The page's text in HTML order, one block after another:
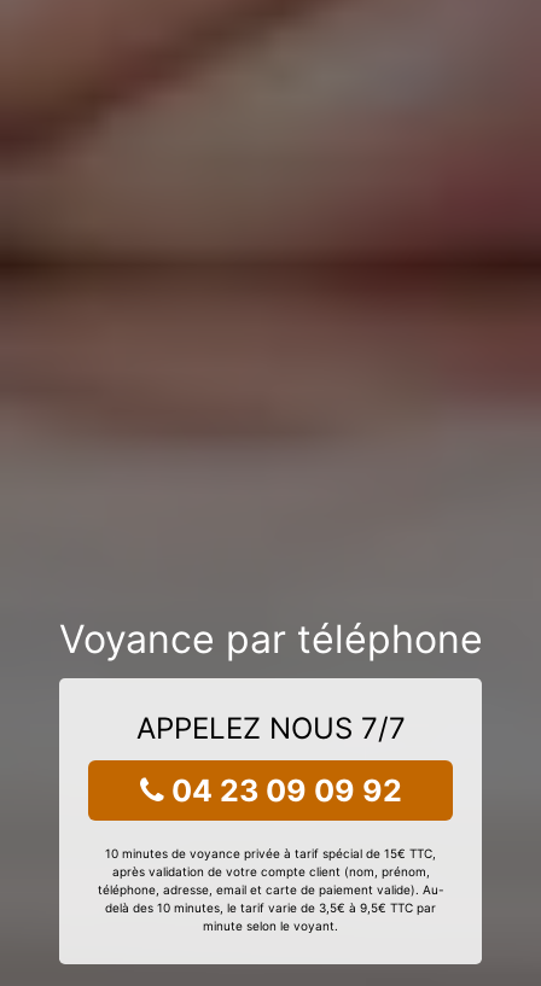
Voyance par téléphone
APPELEZ NOUS 7/7
04 23 09 09 92
10 minutes de voyance privée à tarif spécial de 15€ TTC,
après validation de votre compte client (nom, prénom,
téléphone, adresse, email et carte de paiement valide). Au-
delà des 10 minutes, le tarif varie de 3,5€ à 9,5€ TTC par
minute selon le voyant.